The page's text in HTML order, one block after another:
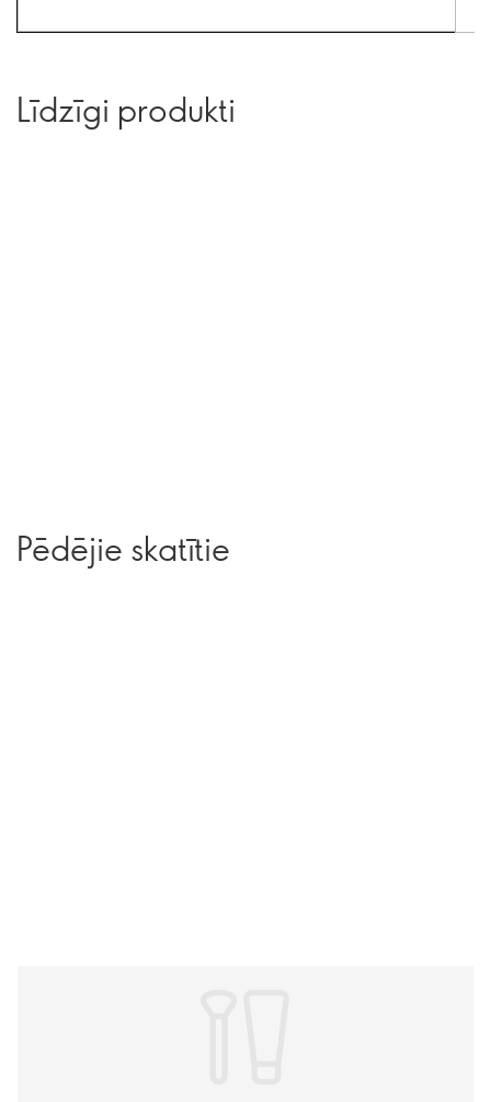
Līdzīgi produkti
Pēdējie skatītie